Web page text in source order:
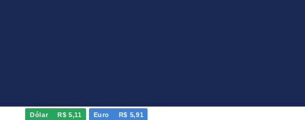
Dólar R$ 5,11 Euro R$ 5,91